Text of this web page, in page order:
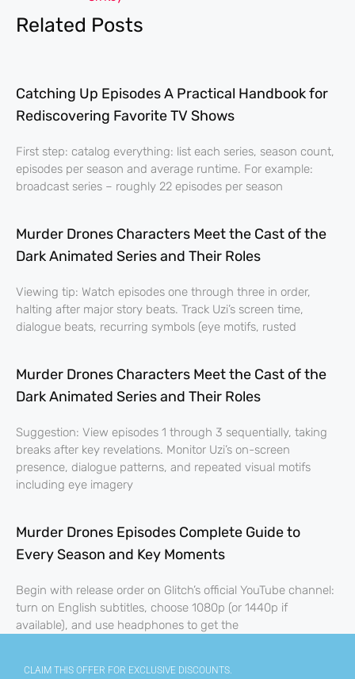
Related Posts
Catching Up Episodes A Practical Handbook for
Rediscovering Favorite TV Shows
First step: catalog everything: list each series, season count,
episodes per season and average runtime. For example:
broadcast series – roughly 22 episodes per season
Murder Drones Characters Meet the Cast of the
Dark Animated Series and Their Roles
Viewing tip: Watch episodes one through three in order,
halting after major story beats. Track Uzi’s screen time,
dialogue beats, recurring symbols (eye motifs, rusted
Murder Drones Characters Meet the Cast of the
Dark Animated Series and Their Roles
Suggestion: View episodes 1 through 3 sequentially, taking
breaks after key revelations. Monitor Uzi’s on-screen
presence, dialogue patterns, and repeated visual motifs
including eye imagery
Murder Drones Episodes Complete Guide to
Every Season and Key Moments
Begin with release order on Glitch’s official YouTube channel:
turn on English subtitles, choose 1080p (or 1440p if
available), and use headphones to get the
CLAIM THIS OFFER FOR EXCLUSIVE DISCOUNTS.